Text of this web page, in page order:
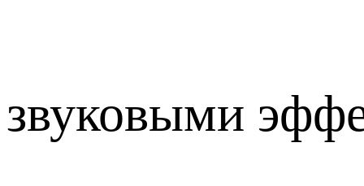
звуковыми